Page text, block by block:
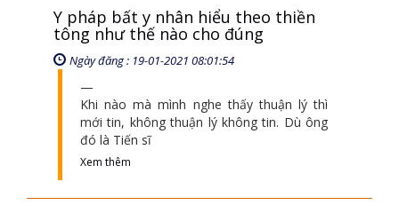
Y pháp bất y nhân hiểu theo thiền
tông như thế nào cho đúng
Ngày đăng : 19-01-2021 08:01:54
Khi nào mà mình nghe thấy thuận lý thì
mới tin, không thuận lý không tin. Dù ông
đó là Tiến sĩ
Xem thêm